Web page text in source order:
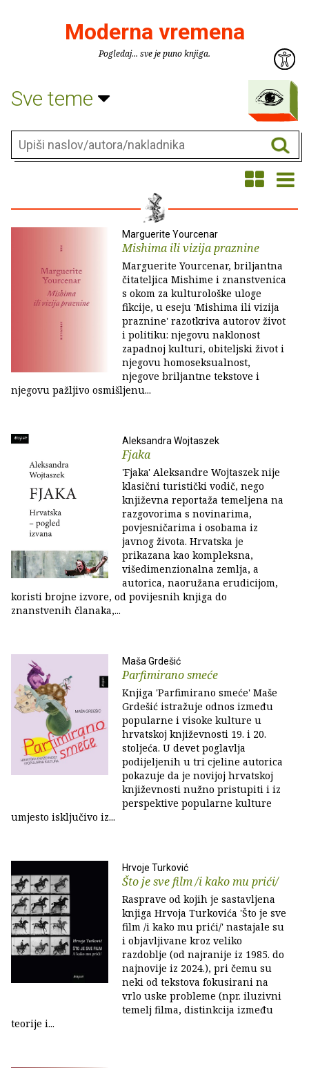
Moderna vremena
Pogledaj... sve je puno knjiga.
Sve teme
Marguerite Yourcenar
Mishima ili vizija praznine
Marguerite Yourcenar, briljantna
čitateljica Mishime i znanstvenica
s okom za kulturološke uloge
fikcije, u eseju 'Mishima ili vizija
praznine' razotkriva autorov život
i politiku: njegovu naklonost
zapadnoj kulturi, obiteljski život i
njegovu homoseksualnost,
njegove briljantne tekstove i
njegovu pažljivo osmišljenu...
Aleksandra Wojtaszek
Fjaka
'Fjaka' Aleksandre Wojtaszek nije
klasični turistički vodič, nego
književna reportaža temeljena na
razgovorima s novinarima,
povjesničarima i osobama iz
javnog života. Hrvatska je
prikazana kao kompleksna,
višedimenzionalna zemlja, a
autorica, naoružana erudicijom,
koristi brojne izvore, od povijesnih knjiga do
znanstvenih članaka,...
Maša Grdešić
Parfimirano smeće
Knjiga 'Parfimirano smeće' Maše
Grdešić istražuje odnos između
popularne i visoke kulture u
hrvatskoj književnosti 19. i 20.
stoljeća. U devet poglavlja
podijeljenih u tri cjeline autorica
pokazuje da je novijoj hrvatskoj
književnosti nužno pristupiti i iz
perspektive popularne kulture
umjesto isključivo iz...
Hrvoje Turković
Što je sve film /i kako mu prići/
Rasprave od kojih je sastavljena
knjiga Hrvoja Turkovića 'Što je sve
film /i kako mu prići/' nastajale su
i objavljivane kroz veliko
razdoblje (od najranije iz 1985. do
najnovije iz 2024.), pri čemu su
neki od tekstova fokusirani na
vrlo uske probleme (npr. iluzivni
temelj filma, distinkcija između
teorije i...